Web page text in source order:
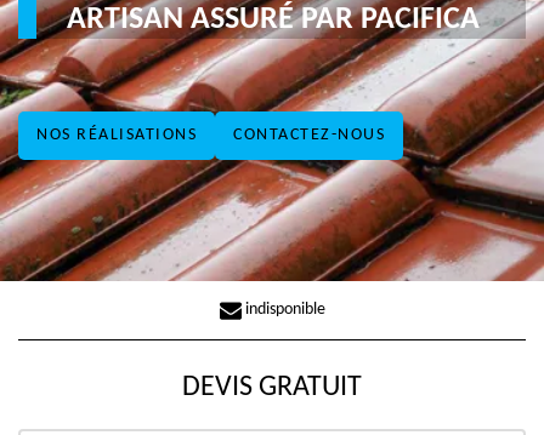
NOS RÉALISATIONS CONTACTEZ-NOUS
ARTISAN ASSURÉ PAR PACIFICA
indisponible
DEVIS GRATUIT